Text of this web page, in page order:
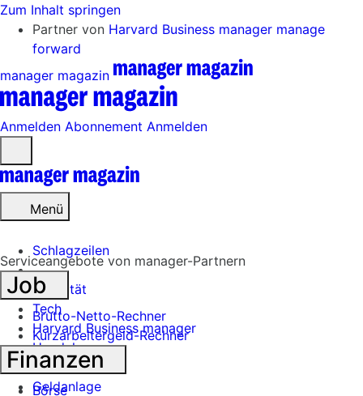
Zum Inhalt springen
Partner von Harvard Business manager manage
forward
manager magazin
Anmelden Abonnement Anmelden
öffnen
Menü
Schlagzeilen
Mobilität
Tech
Harvard Business manager
Handel
Banken
Geldanlage
Serviceangebote von manager-Partnern
Job
Brutto-Netto-Rechner
Kurzarbeitergeld-Rechner
Finanzen
Börse